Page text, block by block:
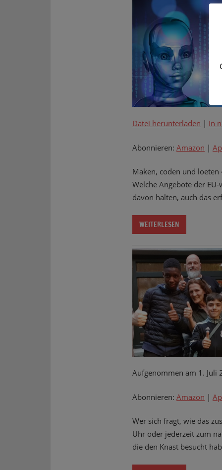
Datei herunterladen | In
Abonnieren: Amazon |
Maken, coden und loeten
Welche Angebote der
davon halten, auch das
WEITERLESEN
Aufgenommen am 1. Juli
Abonnieren: Amazon |
Wer sich fragt, wie das
Uhr oder jederzeit zum
die den Knast besucht